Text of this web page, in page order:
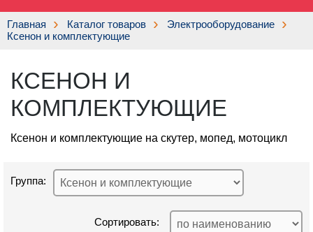
Главная Каталог товаров
Электрооборудование
Ксенон и комплектующие
КСЕНОН И
КОМПЛЕКТУЮЩИЕ
Ксенон и комплектующие на скутер, мопед, мотоцикл
Группа:
Сортировать: